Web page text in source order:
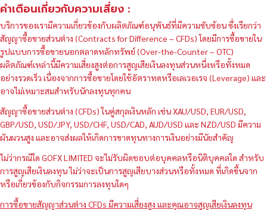
คำเตือนเกี่ยวกับความเสี่ยง :
บริการของเรามีความเกี่ยวข้องกับผลิตภัณฑ์อนุพันธ์ที่มีความซับซ้อน ซึ่งเรียกว่า
สัญญาซื้อขายส่วนต่าง (Contracts for Difference – CFDs) โดยมีการซื้อขายใน
รูปแบบการซื้อขายนอกตลาดหลักทรัพย์ (Over-the-Counter – OTC)
ผลิตภัณฑ์เหล่านี้มีความเสี่ยงสูงต่อการสูญเสียเงินลงทุนส่วนหนึ่งหรือทั้งหมด
อย่างรวดเร็ว เนื่องจากการซื้อขายโดยใช้อัตราทดหรือเลเวอเรจ (Leverage) และ
อาจไม่เหมาะสมสำหรับนักลงทุนทุกคน
สัญญาซื้อขายส่วนต่าง (CFDs) ในคู่สกุลเงินหลัก เช่น XAU/USD, EUR/USD,
GBP/USD, USD/JPY, USD/CHF, USD/CAD, AUD/USD และ NZD/USD มีความ
ผันผวนสูง และอาจส่งผลให้เกิดการขาดทุนทางการเงินอย่างมีนัยสำคัญ
ไม่ว่ากรณีใด GOFX LIMITED จะไม่รับผิดชอบต่อบุคคลหรือนิติบุคคลใด สำหรับ
การสูญเสียเงินลงทุน ไม่ว่าจะเป็นการสูญเสียบางส่วนหรือทั้งหมด ที่เกิดขึ้นจาก
หรือเกี่ยวข้องกับกิจกรรมการลงทุนใดๆ
การซื้อขายสัญญาส่วนต่าง CFDs มีความเสี่ยงสูง และคุณอาจสูญเสียเงินลงทุน